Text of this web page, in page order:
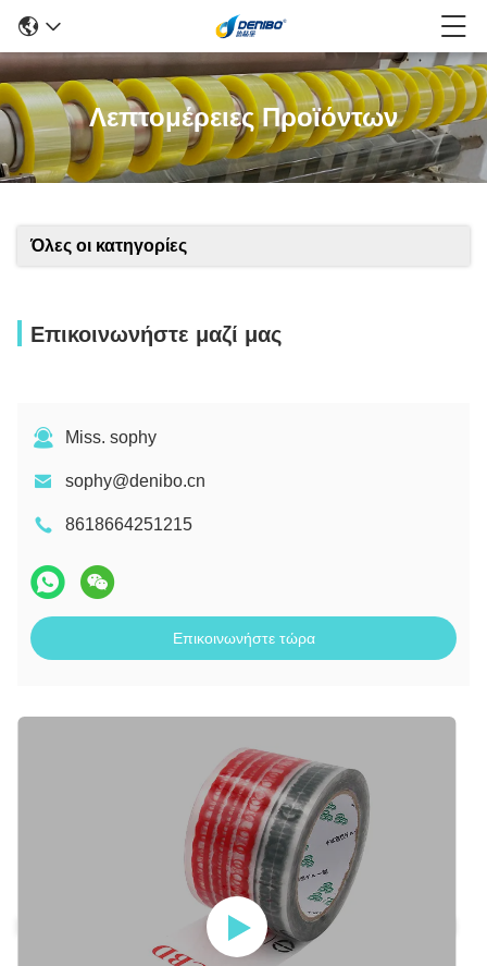
Λεπτομέρειες Προϊόντων
Όλες οι κατηγορίες
Επικοινωνήστε μαζί μας
Miss. sophy
sophy@denibo.cn
8618664251215
Επικοινωνήστε τώρα